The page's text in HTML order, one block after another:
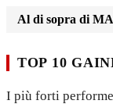
Al di sopra di
TOP 10
I più forti